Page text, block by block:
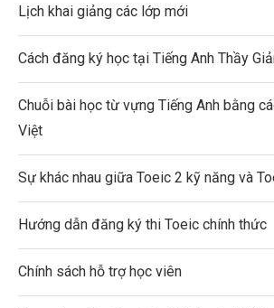
Lịch khai giảng các lớp mới
Cách đăng ký học tại Tiếng Anh Thầy
Chuỗi bài học từ vựng Tiếng Anh bằng
Việt
Sự khác nhau giữa Toeic 2 kỹ năng và
Hướng dẫn đăng ký thi Toeic chính thức
Chính sách hỗ trợ học viên